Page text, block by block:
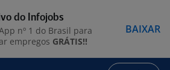
do Infojobs
nº 1 do Brasil para
empregos GRÁTIS!!
BAIXAR